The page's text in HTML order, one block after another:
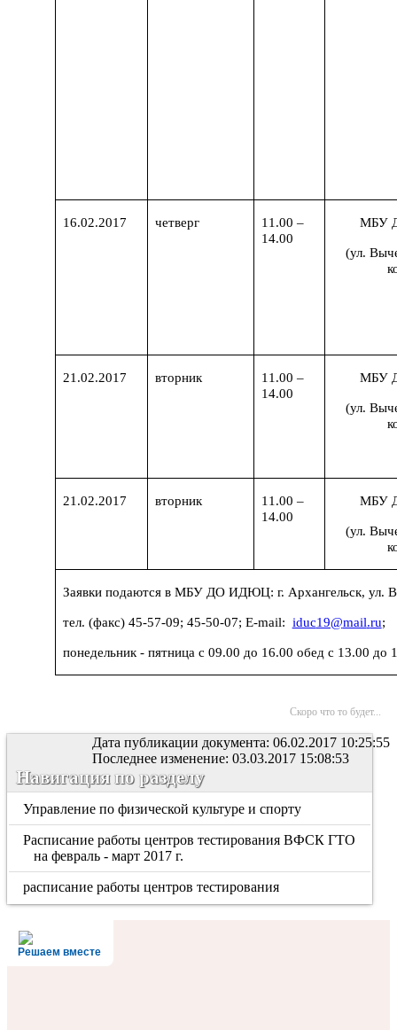
16.02.2017 четверг
11.00 –
14.00
МБУ
(ул.
21.02.2017 вторник
11.00 –
14.00
МБУ
(ул.
21.02.2017 вторник
11.00 –
14.00
МБУ
(ул.
Заявки подаются в МБУ ДО ИДЮЦ: г. Архангельск, ул.
тел. (факс) 45-57-09; 45-50-07; Е-mail: iduc19@mail.ru;
понедельник - пятница с 09.00 до 16.00 обед с 13.00 до
Скоро что то будет...
Дата публикации документа: 06.02.2017 10:25:55
Последнее изменение: 03.03.2017 15:08:53
Навигация по разделу
Управление по физической культуре и спорту
Расписание работы центров тестирования ВФСК ГТО
на февраль - март 2017 г.
расписание работы центров тестирования
Решаем вместе